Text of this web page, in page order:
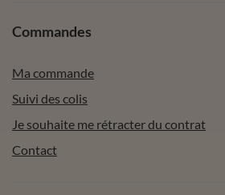
Commandes
Ma commande
Suivi des colis
Je souhaite me rétracter du contrat
Contact